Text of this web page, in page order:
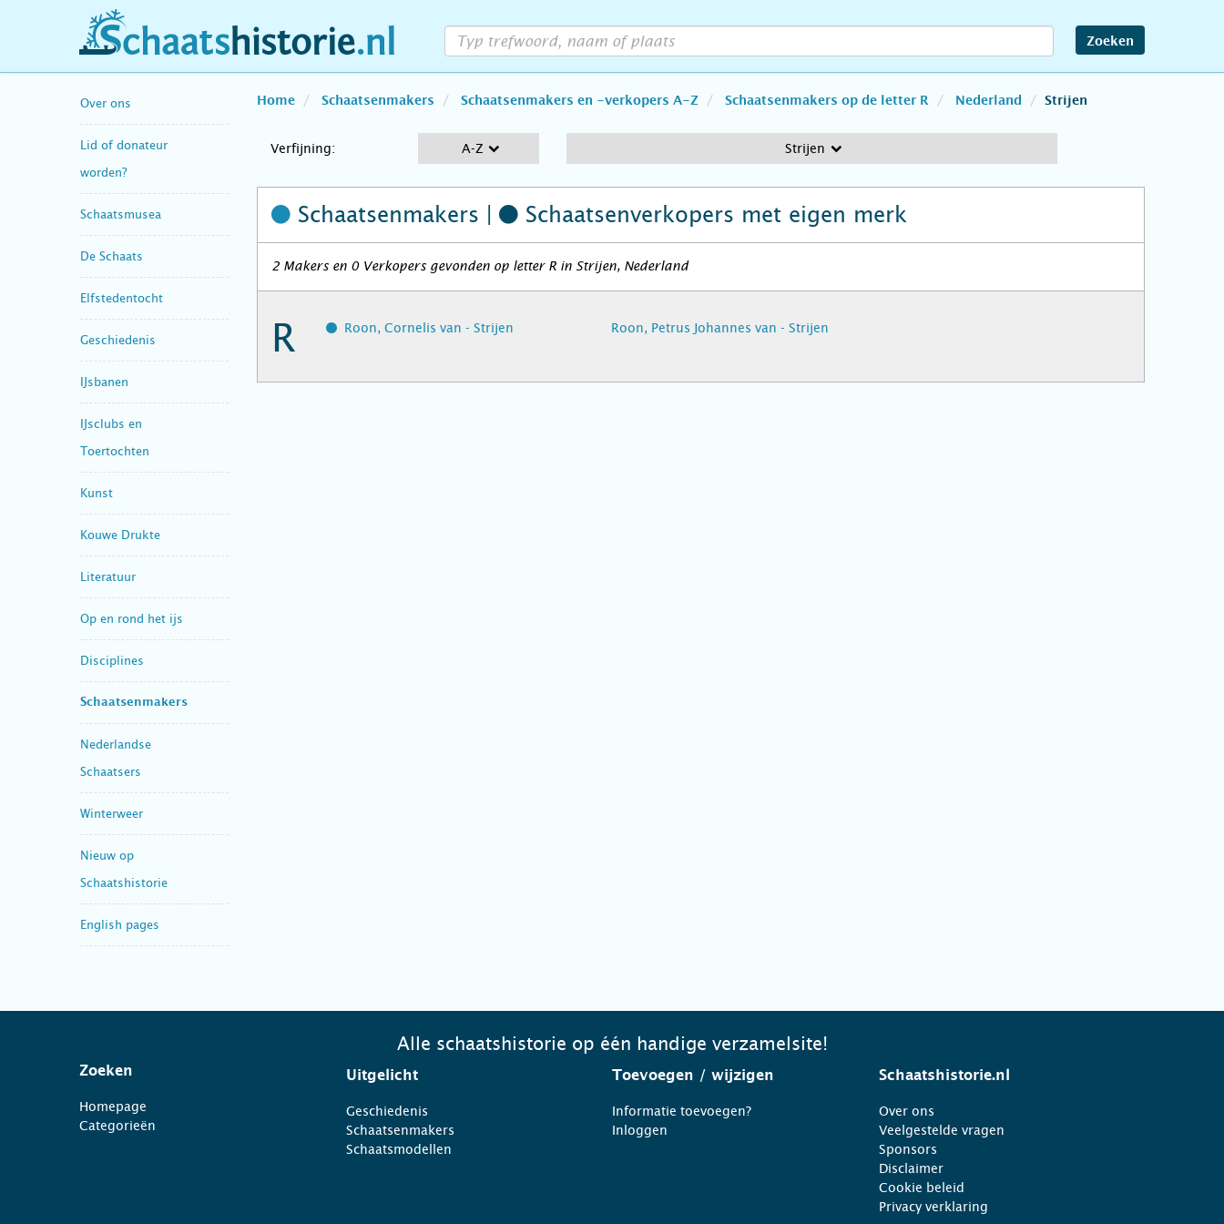
schaatshistorie.nl Zoeken
Over ons
Lid of donateur
worden?
Schaatsmusea
De Schaats
Elfstedentocht
Geschiedenis
IJsbanen
IJsclubs en
Toertochten
Kunst
Kouwe Drukte
Literatuur
Op en rond het ijs
Disciplines
Schaatsenmakers
Nederlandse
Schaatsers
Winterweer
Nieuw op
Schaatshistorie
English pages
Home Schaatsenmakers Schaatsenmakers en -verkopers A-Z Schaatsenmakers op de letter R Nederland Strijen
Verfijning: A-Z Strijen
Schaatsenmakers | Schaatsenverkopers met eigen merk
2 Makers en 0 Verkopers gevonden op letter R in Strijen, Nederland
R Roon, Cornelis van - Strijen Roon, Petrus Johannes van - Strijen
Alle schaatshistorie op één handige verzamelsite!
Zoeken
Homepage
Categorieën
Uitgelicht
Geschiedenis
Schaatsenmakers
Schaatsmodellen
Toevoegen / wijzigen
Informatie toevoegen?
Inloggen
Schaatshistorie.nl
Over ons
Veelgestelde vragen
Sponsors
Disclaimer
Cookie beleid
Privacy verklaring